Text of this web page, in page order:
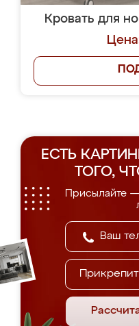
Кровать для
ЕСТЬ
ТОГО,
Присылайте